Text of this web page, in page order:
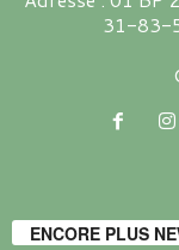
31-83-
ENCORE PLUS